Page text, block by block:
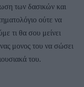
των δασικών και
ούτε να
τι θα σου μείνει
μονος του να σώσει
του.